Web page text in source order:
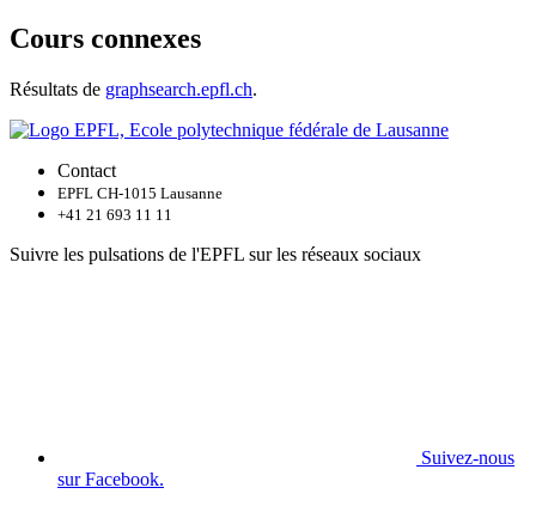
Cours connexes
Résultats de graphsearch.epfl.ch.
Contact
EPFL CH-1015 Lausanne
+41 21 693 11 11
Suivre les pulsations de l'EPFL sur les réseaux sociaux
Suivez-nous
sur Facebook.